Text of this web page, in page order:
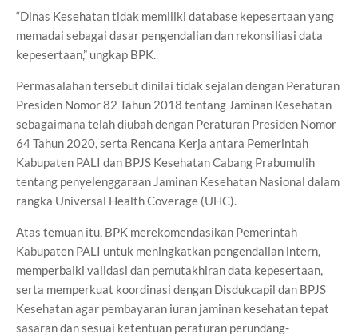
“Dinas Kesehatan tidak memiliki database kepesertaan yang
memadai sebagai dasar pengendalian dan rekonsiliasi data
kepesertaan,” ungkap BPK.
Permasalahan tersebut dinilai tidak sejalan dengan Peraturan
Presiden Nomor 82 Tahun 2018 tentang Jaminan Kesehatan
sebagaimana telah diubah dengan Peraturan Presiden Nomor
64 Tahun 2020, serta Rencana Kerja antara Pemerintah
Kabupaten PALI dan BPJS Kesehatan Cabang Prabumulih
tentang penyelenggaraan Jaminan Kesehatan Nasional dalam
rangka Universal Health Coverage (UHC).
Atas temuan itu, BPK merekomendasikan Pemerintah
Kabupaten PALI untuk meningkatkan pengendalian intern,
memperbaiki validasi dan pemutakhiran data kepesertaan,
serta memperkuat koordinasi dengan Disdukcapil dan BPJS
Kesehatan agar pembayaran iuran jaminan kesehatan tepat
sasaran dan sesuai ketentuan peraturan perundang-